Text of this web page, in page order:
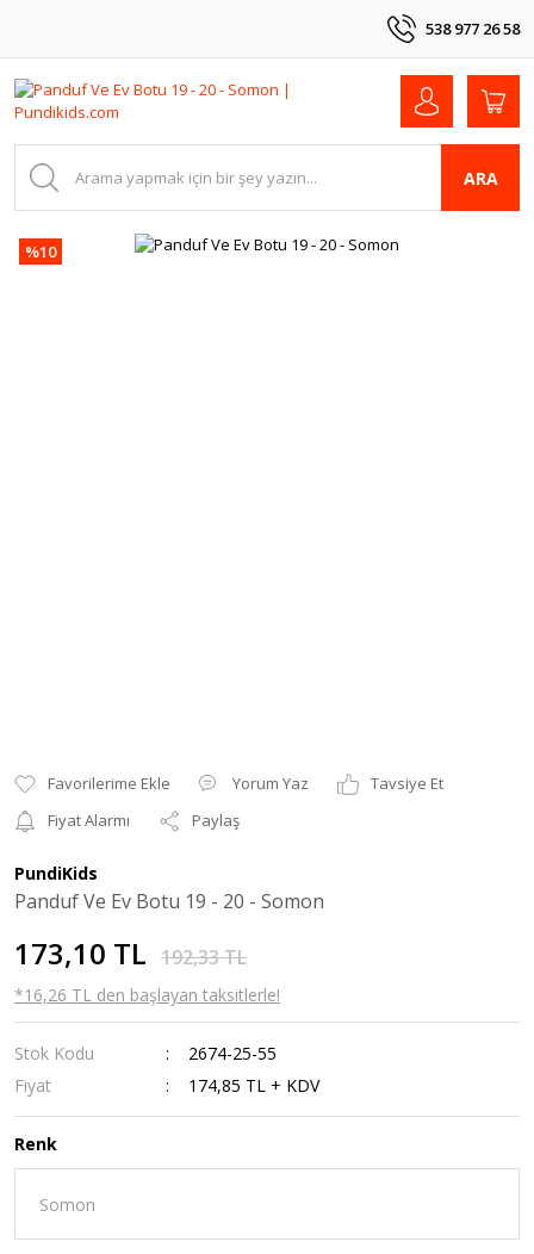
538 977 26 58
ARA
%10
Yorum Yaz
Tavsiye Et
Fiyat Alarmı
Paylaş
PundiKids
Panduf Ve Ev Botu 19 - 20 - Somon
173,10 TL 192,33 TL
*16,26 TL den başlayan taksitlerle!
Stok Kodu
2674-25-55
Fiyat
174,85 TL + KDV
Renk